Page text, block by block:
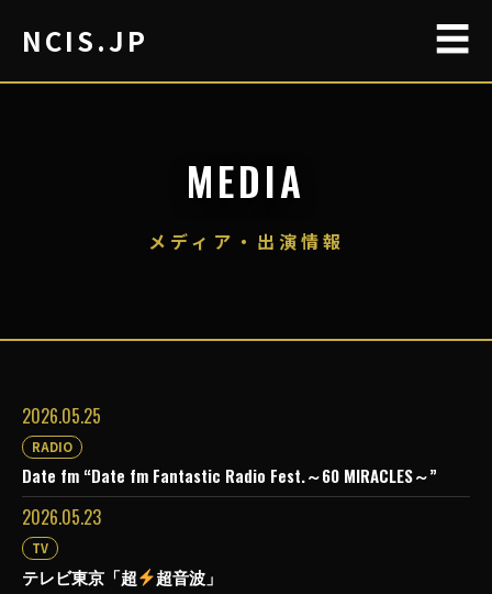
NCIS.JP ☰
MEDIA
メディア・出演情報
2026.05.25
RADIO
Date fm “Date fm Fantastic Radio Fest.～60 MIRACLES～”
2026.05.23
TV
テレビ東京「超 超音波」